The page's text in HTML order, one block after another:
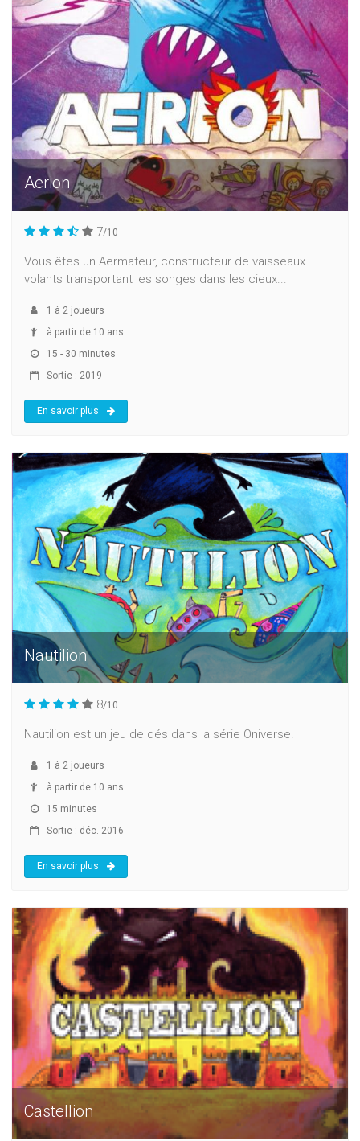
Aerion
7/10
Vous êtes un Aermateur, constructeur de vaisseaux
volants transportant les songes dans les cieux...
1 à 2 joueurs
à partir de 10 ans
15 - 30 minutes
Sortie : 2019
En savoir plus
Nautilion
8/10
Nautilion est un jeu de dés dans la série Oniverse!
1 à 2 joueurs
à partir de 10 ans
15 minutes
Sortie : déc. 2016
En savoir plus
Castellion